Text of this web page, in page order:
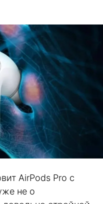
AirPods Pro с
не о